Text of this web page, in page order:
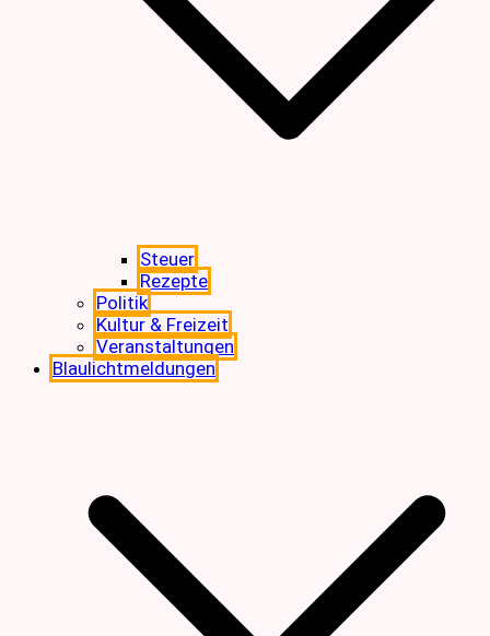
Steuer
Rezepte
Politik
Kultur & Freizeit
Veranstaltungen
Blaulichtmeldungen